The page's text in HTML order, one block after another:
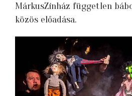
MárkusZínház független
közös előadása.